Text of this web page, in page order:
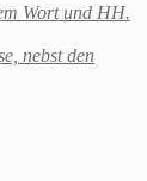
Wort und HH.
nebst den